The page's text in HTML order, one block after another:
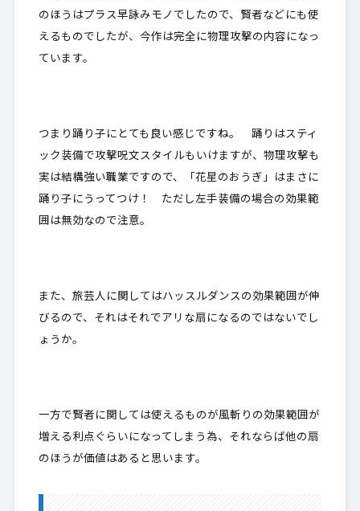
のほうはプラス早詠みモノでしたので、賢者などにも使
えるものでしたが、今作は完全に物理攻撃の内容になっ
ています。
つまり踊り子にとても良い感じですね。 踊りはスティ
ック装備で攻撃呪文スタイルもいけますが、物理攻撃も
実は結構強い職業ですので、「花星のおうぎ」はまさに
踊り子にうってつけ！ ただし左手装備の場合の効果範
囲は無効なので注意。
また、旅芸人に関してはハッスルダンスの効果範囲が伸
びるので、それはそれでアリな扇になるのではないでし
ょうか。
一方で賢者に関しては使えるものが風斬りの効果範囲が
増える利点ぐらいになってしまう為、それならば他の扇
のほうが価値はあると思います。